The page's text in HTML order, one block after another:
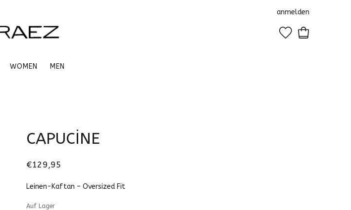
anmelden
WOMEN MEN
CAPUCİNE
€129,95
Leinen-Kaftan – Oversized Fit
Auf Lager